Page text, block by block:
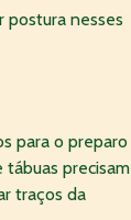
nesses
para o preparo
tábuas precisam
traços da